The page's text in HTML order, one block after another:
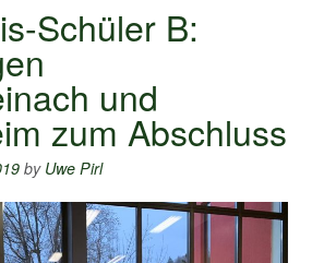
Schüler B:
und
zum Abschluss
by Uwe Pirl